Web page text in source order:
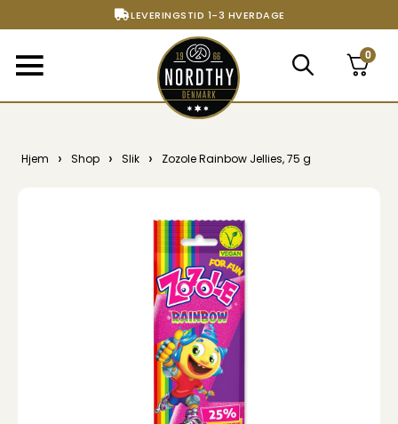
LEVERINGSTID 1-3 HVERDAGE
FRI FRAGT FRA 299,- TIL PAKKESHOP
STORT UDVALG AF ALT DET BEDSTE
0
Hjem › Shop › Slik › Zozole Rainbow Jellies, 75 g